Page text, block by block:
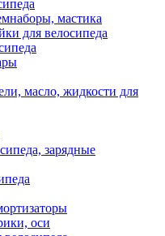
мастика
для велосипеда
масло, жидкости для
зарядные
оси